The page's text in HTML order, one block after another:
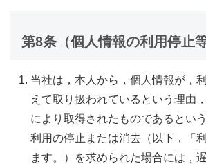
第8条（個人情報の利用停止等
当社は，本人から，個人情報が，
えて取り扱われているという理由
により取得されたものであるとい
利用の停止または消去（以下，「
ます。）を求められた場合には，